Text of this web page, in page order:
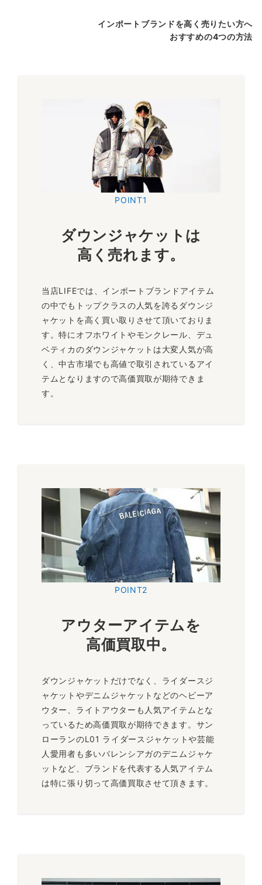
インポートブランドを高く売りたい方へ
おすすめの4つの方法
POINT1
ダウンジャケットは
高く売れます。
当店LIFEでは、インポートブランドアイテム
の中でもトップクラスの人気を誇るダウンジ
ャケットを高く買い取りさせて頂いておりま
す。特にオフホワイトやモンクレール、デュ
ベティカのダウンジャケットは大変人気が高
く、中古市場でも高値で取引されているアイ
テムとなりますので高価買取が期待できま
す。
POINT2
アウターアイテムを
高価買取中。
ダウンジャケットだけでなく、ライダースジ
ャケットやデニムジャケットなどのヘビーア
ウター、ライトアウターも人気アイテムとな
っているため高価買取が期待できます。サン
ローランのL01 ライダースジャケットや芸能
人愛用者も多いバレンシアガのデニムジャケ
ットなど、ブランドを代表する人気アイテム
は特に張り切って高価買取させて頂きます。